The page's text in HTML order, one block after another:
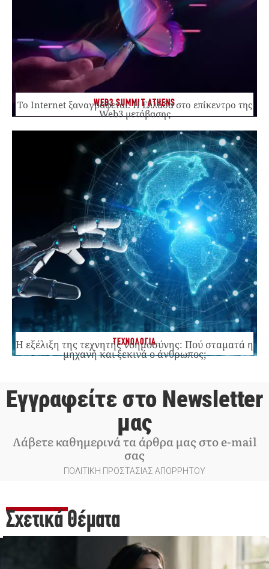
WEB3 SUMMIT ATHENS
Το Internet ξαναγράφεται. Η Ελλάδα στο επίκεντρο της
Web3 μετάβασης
ΤΕΧΝΟΛΟΓΙΑ
Η εξέλιξη της τεχνητής νοημοσύνης: Πού σταματά η
μηχανή και ξεκινά ο άνθρωπος;
Εγγραφείτε στο Newsletter
μας
Λάβετε καθημερινά τα άρθρα μας στο e-mail
σας
ΠΟΛΙΤΙΚΗ ΠΡΟΣΤΑΣΙΑΣ ΑΠΟΡΡΗΤΟΥ
Σχετικά Θέματα